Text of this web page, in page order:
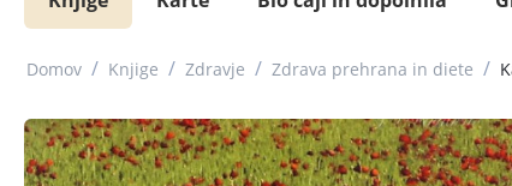
Domov / Knjige / Zdravje / Zdrava prehrana in diete /